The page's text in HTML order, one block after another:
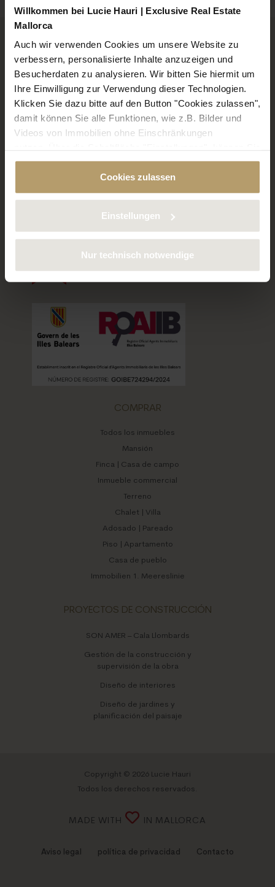
Willkommen bei Lucie Hauri | Exclusive Real Estate
Mallorca
Auch wir verwenden Cookies um unsere Website zu
verbessern, personalisierte Inhalte anzuzeigen und
Besucherdaten zu analysieren. Wir bitten Sie hiermit um
Ihre Einwilligung zur Verwendung dieser Technologien.
Klicken Sie dazu bitte auf den Button "Cookies zulassen",
damit können Sie alle Funktionen, wie z.B. Bilder und
Videos von Immobilien ohne Einschränkungen
bestimmte Cookies und Technologien gezielt
deaktivieren. Weitere Informationen über die von uns
verwendeten Cookies finden Sie in unserer
Cookies zulassen
Einstellungen
Nur technisch notwendige
Inmobiliaria Lucie Hauri
C/ Bisbe Verger, 26
Idioma: DE EN ES
COMPRAR
Todos los inmuebles
Mansión
Finca | Casa de campo
Inmueble commercial
Terreno
Chalet | Villa
Adosado | Pareado
Piso | Apartamento
Casa de pueblo
Immobilien 1. Meereslinie
PROYECTOS DE CONSTRUCCIÓN
SON AMER – Cala Llombards
Gestión de la construcción y
supervisión de la obra
Diseño de interiores
Diseño de jardines y
planificación del paisaje
Copyright © 2026 Lucie Hauri
Todos los derechos reservados.
MADE WITH IN MALLORCA
Aviso legal política de privacidad Contacto